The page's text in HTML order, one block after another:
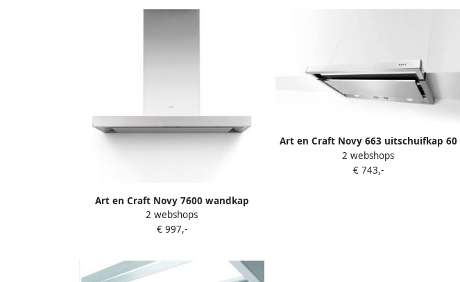
Art en Craft Novy 7600 wandkap
flat\\\&apos;line met motor 90 cm inox
spots
2 webshops
€ 997,-
Art en Craft Novy 663 uitschuifkap 60
cm inox
2 webshops
€ 743,-